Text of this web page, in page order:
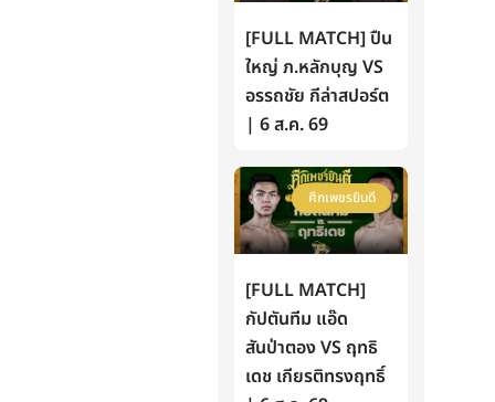
[FULL MATCH] ปืน
ใหญ่ ภ.หลักบุญ VS
อรรถชัย กีล่าสปอร์ต
| 6 ส.ค. 69
ศึกเพชรยินดี
[FULL MATCH]
กัปตันทีม แอ๊ด
สันป่าตอง VS ฤทธิ
เดช เกียรติทรงฤทธิ์